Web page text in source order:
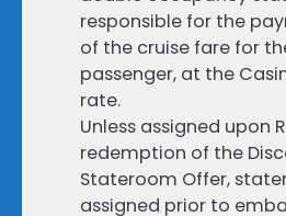
responsible for the
of the cruise fare for
passenger, at the
rate.
Unless assigned upon
redemption of the
Stateroom Offer,
assigned prior to